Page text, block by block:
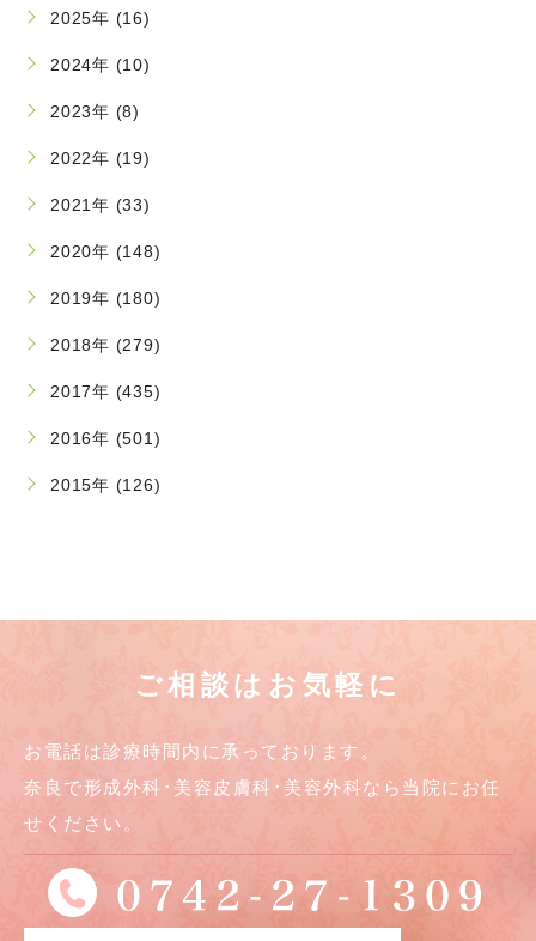
2025年 (16)
2024年 (10)
2023年 (8)
2022年 (19)
2021年 (33)
2020年 (148)
2019年 (180)
2018年 (279)
2017年 (435)
2016年 (501)
2015年 (126)
ご相談はお気軽に
お電話は診療時間内に承っております。
奈良で形成外科･美容皮膚科･美容外科なら当院にお任
せください。